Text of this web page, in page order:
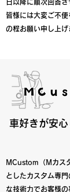
日以降に順次回答さ
皆様には大変ご不
の程お願い申し上げ
車好きが安
MCustom（Mカス
としたカスタム専
な技術力でお客様